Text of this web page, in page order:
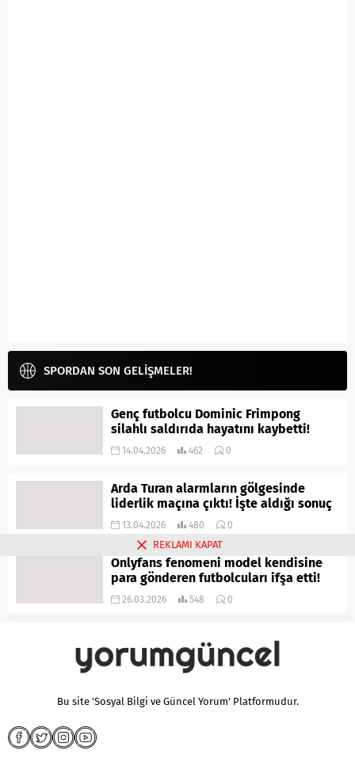
SPORDAN SON GELİŞMELER!
Genç futbolcu Dominic Frimpong
silahlı saldırıda hayatını kaybetti!
14.04.2026 462 0
Arda Turan alarmların gölgesinde
liderlik maçına çıktı! İşte aldığı sonuç
13.04.2026 480 0
Onlyfans fenomeni model kendisine
para gönderen futbolcuları ifşa etti!
26.03.2026 548 0
Bu site 'Sosyal Bilgi ve Güncel Yorum' Platformudur.
REKLAMI KAPAT